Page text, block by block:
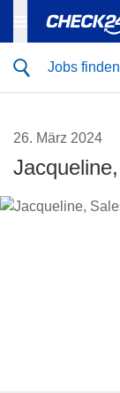
Jobs finden
26. März 2024